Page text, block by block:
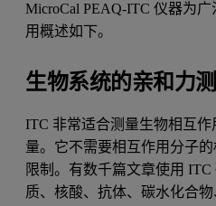
MicroCal PEAQ-ITC 仪器为
用概述如下。
生物系统的亲和力
ITC 非常适合测量生物相互
量。它不需要相互作用分子
限制。有数千篇文章使用
质、核酸、抗体、碳水化合